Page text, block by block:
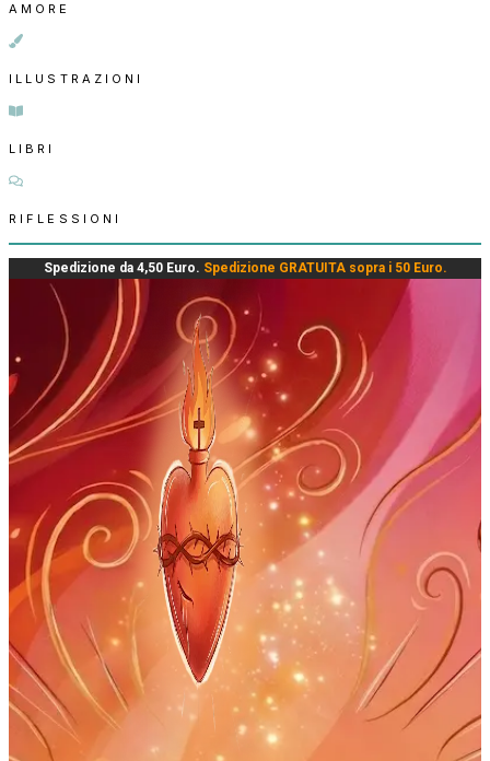
AMORE
ILLUSTRAZIONI
LIBRI
RIFLESSIONI
Spedizione da 4,50 Euro. Spedizione GRATUITA sopra i 50 Euro.